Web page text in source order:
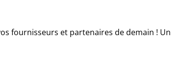
fournisseurs et partenaires de demain ! Un